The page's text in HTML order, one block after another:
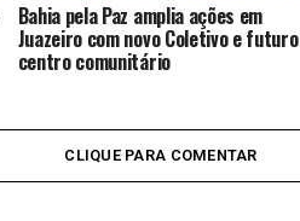
Bahia pela Paz amplia ações em
Juazeiro com novo Coletivo e futuro
centro comunitário
CLIQUE PARA COMENTAR